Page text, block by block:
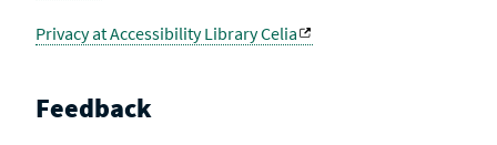
Privacy at Accessibility Library Celia
Feedback